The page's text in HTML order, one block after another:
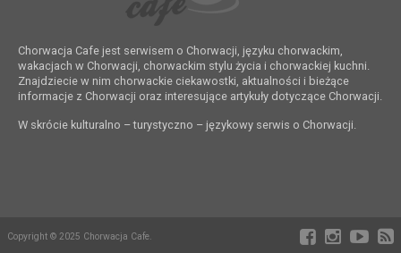
Chorwacja Cafe jest serwisem o Chorwacji, języku chorwackim,
wakacjach w Chorwacji, chorwackim stylu życia i chorwackiej kuchni.
Znajdziecie w nim chorwackie ciekawostki, aktualności i bieżące
informacje z Chorwacji oraz interesujące artykuły dotyczące Chorwacji.
W skrócie kulturalno – turystyczno – językowy serwis o Chorwacji.
Copyright © 2025 Chorwacja Cafe.